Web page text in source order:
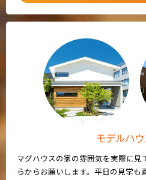
モデルハ
マグハウスの家の雰囲気を実際に見
らからお願いします。平日の見学も